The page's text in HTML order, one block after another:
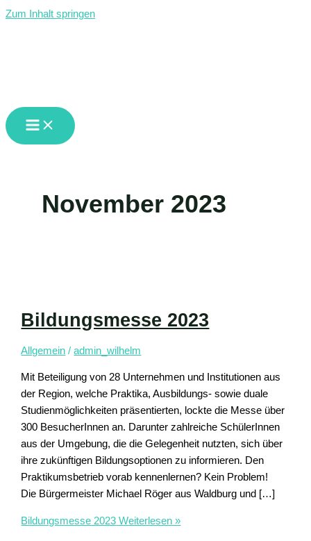
Zum Inhalt springen
November 2023
Bildungsmesse 2023
Allgemein /admin_wilhelm
Mit Beteiligung von 28 Unternehmen und Institutionen aus
der Region, welche Praktika, Ausbildungs- sowie duale
Studienmöglichkeiten präsentierten, lockte die Messe über
300 BesucherInnen an. Darunter zahlreiche SchülerInnen
aus der Umgebung, die die Gelegenheit nutzten, sich über
ihre zukünftigen Bildungsoptionen zu informieren. Den
Praktikumsbetrieb vorab kennenlernen? Kein Problem!
Die Bürgermeister Michael Röger aus Waldburg und […]
Bildungsmesse 2023 Weiterlesen »